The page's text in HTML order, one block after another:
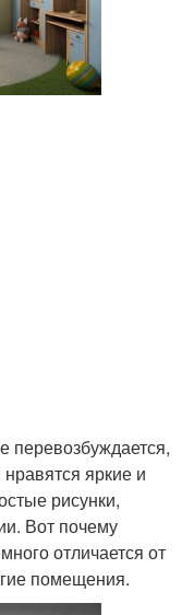
перевозбуждается,
яркие и
рисунки,
Вот почему
отличается от
помещения.